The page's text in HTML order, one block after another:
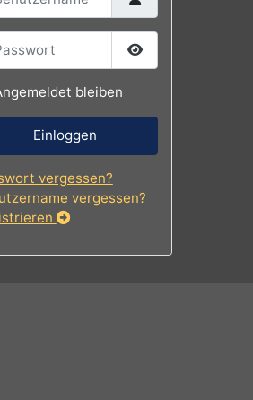
Benutzername
Passwort
Angemeldet bleiben
Einloggen
Passwort vergessen?
Benutzername vergessen?